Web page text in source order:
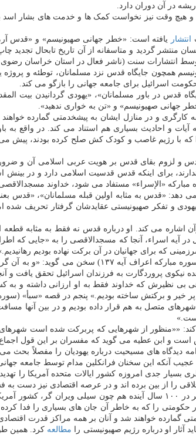
در آن دوران دارد.
وقت نیز نخواست کمک ها و خدمت های بشار اسد
انتشار
یافته است: «خطر جهانی صهیونیسم» و «قدس
نسخه، ۱۵۲ صفحه و بهای توسط نشر احسان منتشر گردید و متاسفانه
همچون جایگاه قدس نزد مسلمانان، توطئه و پروژه
اسرائیل برای جامعه جهانی را بازگو می کند.
قدس در باور مسلمانان»، «یهودی گردانیدن بیت
جهانی صهیونیسم» و «تن به خواری ندهید».
کارگری و در منازل ایشان به پیشخدمتی گمارده
و احادیث بسیاری هم استناد می کند. در واقع به
که با رژیم غاصب و کودک کش صلح کرده بودند،
و لزوم بقای قدس بر هویت عربی اسلامی آن و
برای اینکه قدس قدسیت اسلامی دارد و در
«الإسراء» مستفاد می شود، خداوند
دهد: «قدس به مثابه اولین قبله مسلمانان»، «قدس
و تفکر صهیونیستی عقایدشان گرفتار تحریف
اشاره می کند. او درباره قدس نه فقط به مثابه
آیه اسراء، آنجا که مسجدالاقصی را به «جایی که
سوم در قصه موسی، جایی که از بنی اسرائیل پس از
نیکوی پروردگارت به فرزندان اسرائیل تحقق یافت و
آنجا که سخن از پادشاهی بی نظیرش که خداوند فقط به او
متصل به هم قرار داده بودیم و در بین آنها
««منظور از شهرهایی که پربرکت شده است
و ابن عطیه می گوید که مفسران بر این قول اجماع
دیدگاه های مسیحیت درباره یهودیان را مفصلاً بحث
عجیب آنکه این سخنان فرانکلین مدام توسط جامعه
بسیار جدی امروزه کشور ایالات متحده آمریکا
از بین برده اند و در عرصه اقتصادی نیز دست به
دانند. چنان چه برمبنای قانون آمریکا، مردم یهود از این کشور اخراج
گمارده خواهند شد و آنان بر همه مراکز قدرت
او درباره رژیم صهیونیستی را مطالعه کرد. همین